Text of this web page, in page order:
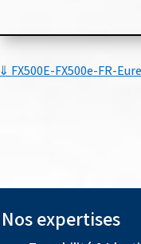
⇓ FX500E-FX500e-FR-
Nos expertises